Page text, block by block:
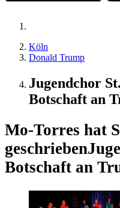
Köln
Donald Trump
Jugendchor
Botschaft an
Mo-Torres hat
geschrieben
Botschaft an